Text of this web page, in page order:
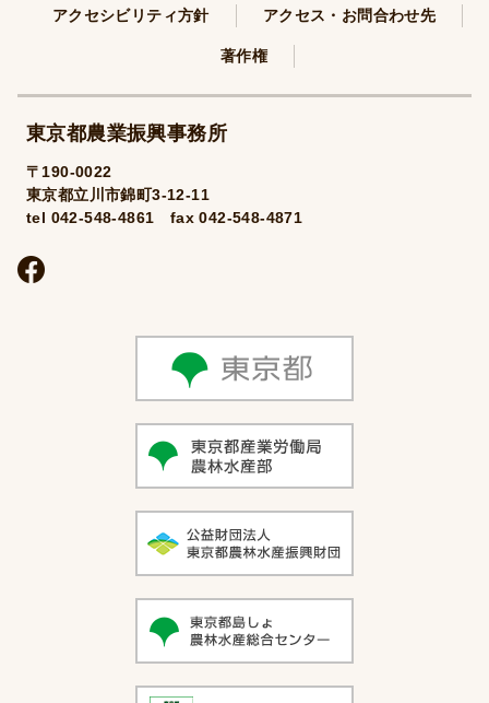
アクセシビリティ方針 アクセス・お問合わせ先
著作権
東京都農業振興事務所
〒190-0022
東京都立川市錦町3-12-11
tel 042-548-4861 fax 042-548-4871